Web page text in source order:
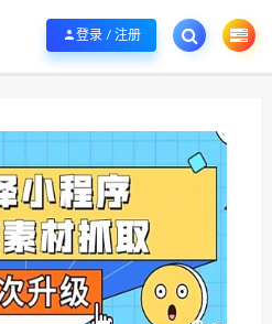
旨 履行“站长”责任，销售只是起点 服务永无
登录 / 注册